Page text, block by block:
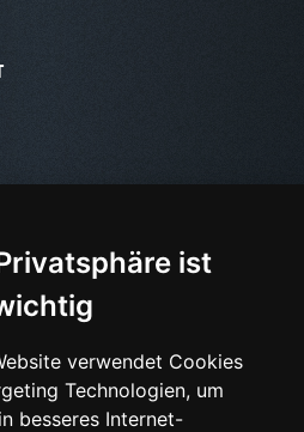
ist
verwendet Cookies
Technologien, um
besseres Internet-